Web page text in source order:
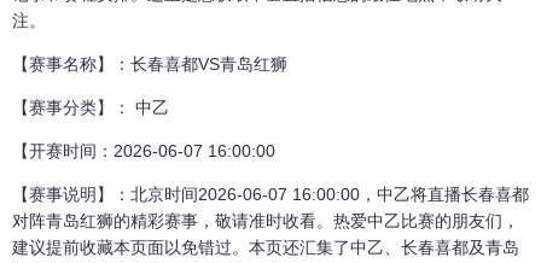
注。
【赛事名称】：长春喜都VS青岛红狮
【赛事分类】： 中乙
【开赛时间：2026-06-07 16:00:00
【赛事说明】：北京时间2026-06-07 16:00:00，中乙将直播长春喜都
对阵青岛红狮的精彩赛事，敬请准时收看。热爱中乙比赛的朋友们，
建议提前收藏本页面以免错过。本页还汇集了中乙、长春喜都及青岛